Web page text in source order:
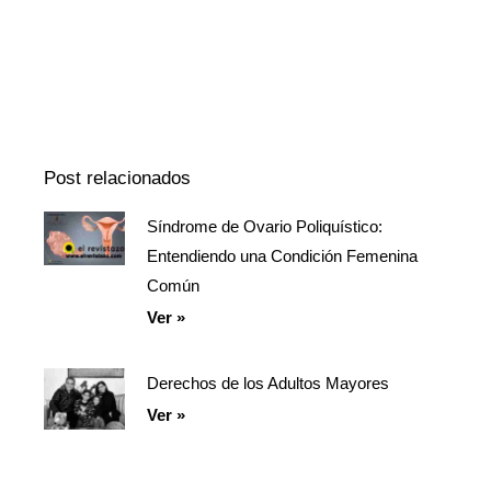
Pódcast
Post relacionados
Síndrome de Ovario Poliquístico:
Entendiendo una Condición Femenina
Común
Ver »
Derechos de los Adultos Mayores
Ver »
PáginaPáginaPágina